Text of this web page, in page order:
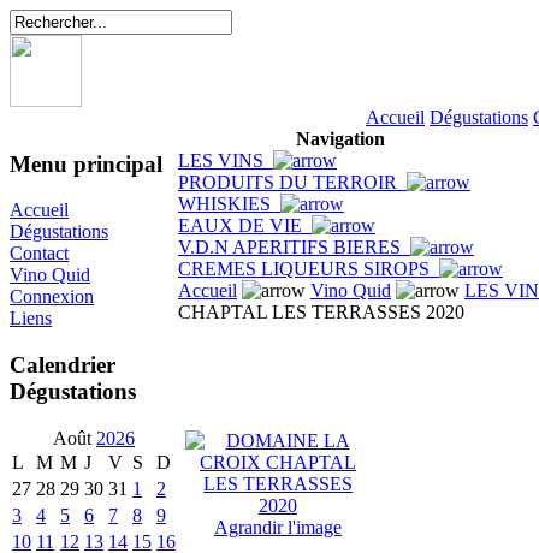
Accueil Dégustations
Menu principal
Accueil
Dégustations
Contact
Vino Quid
Connexion
Liens
Calendrier
Dégustations
Août 2026
L
M M J V S
D
27 28 29 30 31 1
2
3
4 5 6 7 8
9
10 11 12 13 14 15 16
Navigation
LES VINS
PRODUITS DU TERROIR
WHISKIES
EAUX DE VIE
V.D.N APERITIFS BIERES
CREMES LIQUEURS SIROPS
Accueil
Vino Quid
LES
CHAPTAL LES TERRASSES 2020
Agrandir l'image